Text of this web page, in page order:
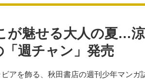
が魅せる大人の夏…
週チャン」発売
アを飾る、秋田書店の週刊少年マンガ